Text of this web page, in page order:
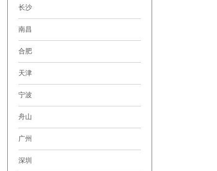
长沙
南昌
合肥
天津
宁波
舟山
广州
深圳